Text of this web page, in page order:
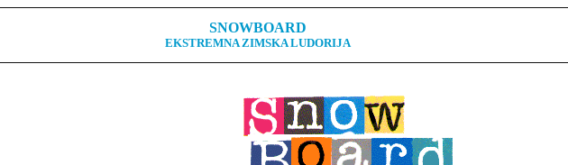
SNOWBOARD
EKSTREMNA ZIMSKA LUDORIJA